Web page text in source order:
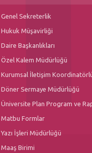
Genel Sekreterlik
Hukuk Müşavirliği
Daire Başkanlıkları
Özel Kalem Müdürlüğü
Kurumsal İletişim
Döner Sermaye Müdürlüğü
Üniversite Plan Program ve
Matbu Formlar
Yazı İşleri Müdürlüğü
Maaş Birimi